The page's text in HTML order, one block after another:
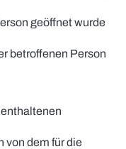
geöffnet wurde
betroffenen Person
von dem für die